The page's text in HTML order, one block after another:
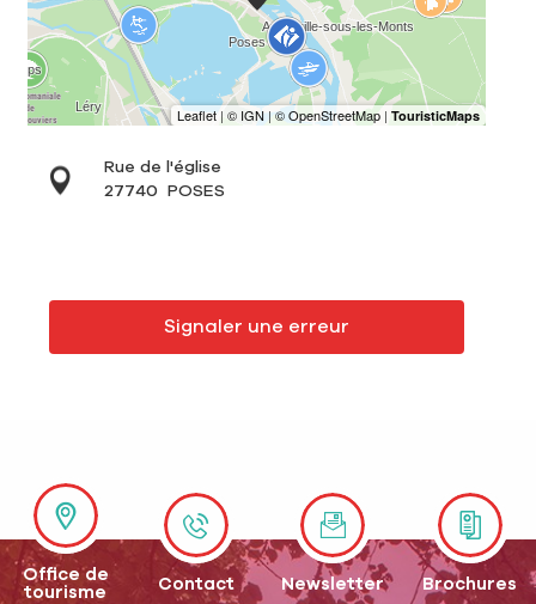
Rue de l'église
27740
POSES
Signaler une erreur
Office de
tourisme
Contact Newsletter Brochures